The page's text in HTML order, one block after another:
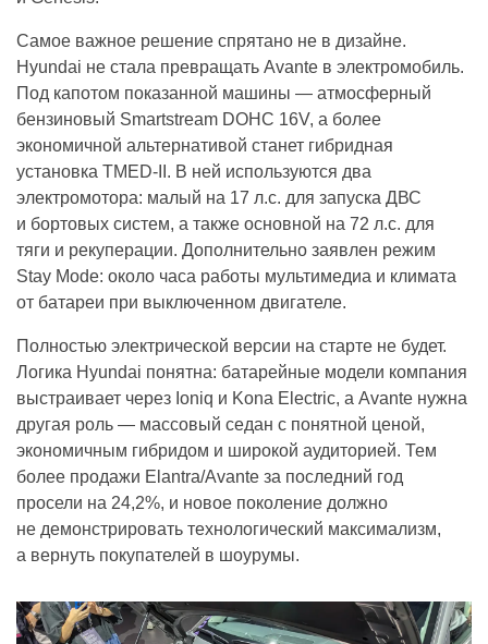
Самое важное решение спрятано не в дизайне.
Hyundai не стала превращать Avante в электромобиль.
Под капотом показанной машины — атмосферный
бензиновый Smartstream DOHC 16V, а более
экономичной альтернативой станет гибридная
установка TMED-II. В ней используются два
электромотора: малый на 17 л.с. для запуска ДВС
и бортовых систем, а также основной на 72 л.с. для
тяги и рекуперации. Дополнительно заявлен режим
Stay Mode: около часа работы мультимедиа и климата
от батареи при выключенном двигателе.
Полностью электрической версии на старте не будет.
Логика Hyundai понятна: батарейные модели компания
выстраивает через Ioniq и Kona Electric, а Avante нужна
другая роль — массовый седан с понятной ценой,
экономичным гибридом и широкой аудиторией. Тем
более продажи Elantra/Avante за последний год
просели на 24,2%, и новое поколение должно
не демонстрировать технологический максимализм,
а вернуть покупателей в шоурумы.